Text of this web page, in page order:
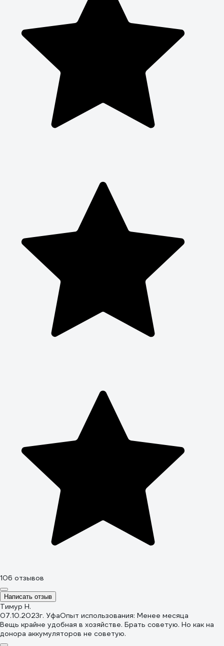
106 отзывов
Написать отзыв
Тимур Н.
07.10.2023г. УфаОпыт использования: Менее месяца
Вещь крайне удобная в хозяйстве. Брать советую. Но как на
донора аккумуляторов не советую.